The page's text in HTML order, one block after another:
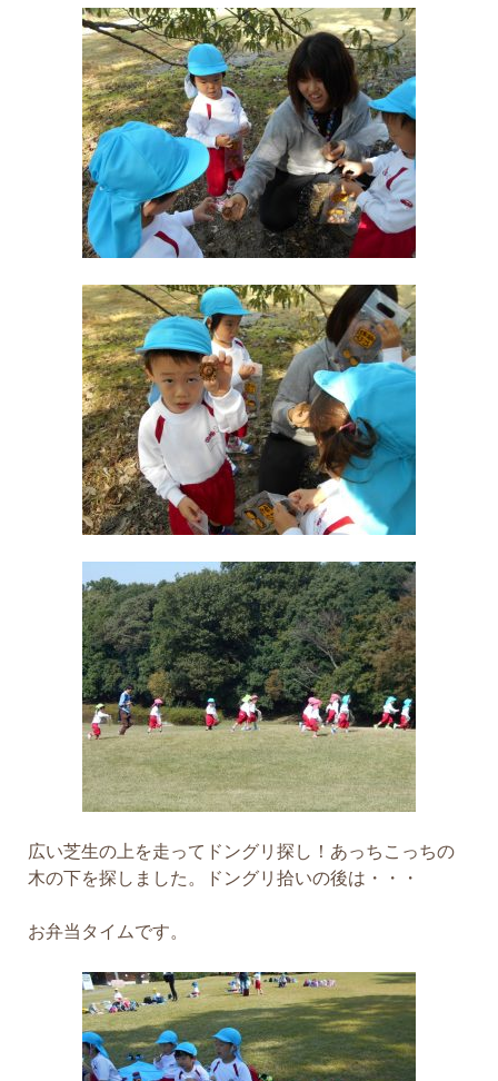
広い芝生の上を走ってドングリ探し！あっちこっちの
木の下を探しました。ドングリ拾いの後は・・・
お弁当タイムです。